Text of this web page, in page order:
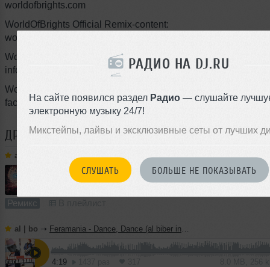
РАДИО НА DJ.RU
На сайте появился раздел Радио — слушайте
электронную музыку 24/7!
Микстейпы, лайвы и эксклюзивные сеты от лучших
СЛУШАТЬ БОЛЬШЕ НЕ ПОКАЗЫВАТЬ
worldofbrights.com
WorldOfBrights Official Remix-content:
worldofbrights.com/pro-zone.php
WorldOfBrights / USOB Label Demo Dropbox:
info@worldofbrights.com
WorldOfBrights @ Facebook:
facebook.com/alboonair
ДРУГИЕ ТРЕКИAL | BO
al | bo T J Kay, DJ Alania - A-Lol-Laj! (al biber remix)
Ремикс
al | bo ➝ Feramania - Dance, Dance (al biber instrumental mix)
4:19